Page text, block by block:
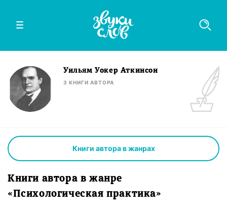
Уильям Уокер Аткинсон
3 КНИГИ АВТОРА
Книги автора в жанрах
Книги автора в жанре
«Психологическая практика»